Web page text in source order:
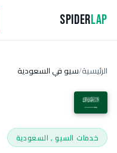
SpiderLap
الرئيسية/سيو في السعودية
خدمات السيو , السعودية